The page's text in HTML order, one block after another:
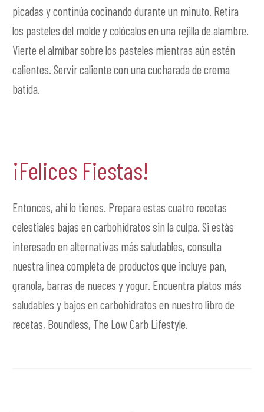
picadas y continúa cocinando durante un minuto. Retira
los pasteles del molde y colócalos en una rejilla de alambre.
Vierte el almíbar sobre los pasteles mientras aún estén
calientes. Servir caliente con una cucharada de crema
batida.
¡Felices Fiestas!
Entonces, ahí lo tienes. Prepara estas cuatro recetas
celestiales bajas en carbohidratos sin la culpa. Si estás
interesado en alternativas más saludables, consulta
nuestra línea completa de productos que incluye pan,
granola, barras de nueces y yogur. Encuentra platos más
saludables y bajos en carbohidratos en nuestro libro de
recetas, Boundless, The Low Carb Lifestyle.